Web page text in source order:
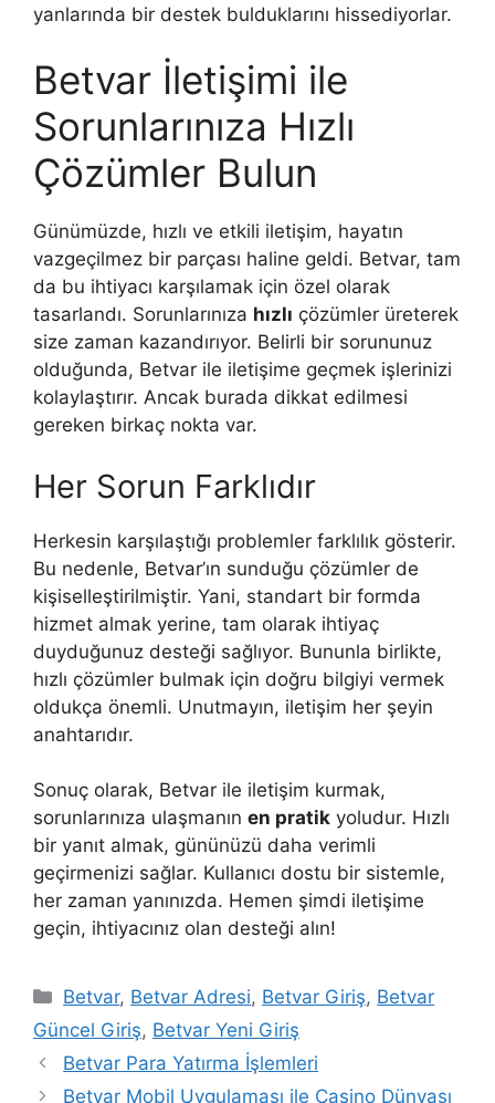
yanlarında bir destek bulduklarını hissediyorlar.
Betvar İletişimi ile
Sorunlarınıza Hızlı
Çözümler Bulun
Günümüzde, hızlı ve etkili iletişim, hayatın
vazgeçilmez bir parçası haline geldi. Betvar, tam
da bu ihtiyacı karşılamak için özel olarak
tasarlandı. Sorunlarınıza hızlı çözümler üreterek
size zaman kazandırıyor. Belirli bir sorununuz
olduğunda, Betvar ile iletişime geçmek işlerinizi
kolaylaştırır. Ancak burada dikkat edilmesi
gereken birkaç nokta var.
Her Sorun Farklıdır
Herkesin karşılaştığı problemler farklılık gösterir.
Bu nedenle, Betvar’ın sunduğu çözümler de
kişiselleştirilmiştir. Yani, standart bir formda
hizmet almak yerine, tam olarak ihtiyaç
duyduğunuz desteği sağlıyor. Bununla birlikte,
hızlı çözümler bulmak için doğru bilgiyi vermek
oldukça önemli. Unutmayın, iletişim her şeyin
anahtarıdır.
Sonuç olarak, Betvar ile iletişim kurmak,
sorunlarınıza ulaşmanın en pratik yoludur. Hızlı
bir yanıt almak, gününüzü daha verimli
geçirmenizi sağlar. Kullanıcı dostu bir sistemle,
her zaman yanınızda. Hemen şimdi iletişime
geçin, ihtiyacınız olan desteği alın!
Kategoriler
Betvar, Betvar Adresi, Betvar Giriş, Betvar
Güncel Giriş, Betvar Yeni Giriş
Betvar Para Yatırma İşlemleri
Betvar Mobil Uygulaması ile Casino Dünyası